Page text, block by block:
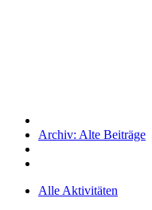
Archiv: Alte Beiträge
Alle Aktivitäten